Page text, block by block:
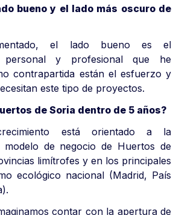
bueno y el lado más oscuro de
el lado bueno es el
personal y profesional que he
contrapartida están el esfuerzo y
este tipo de proyectos.
de Soria dentro de 5 años?
está orientado a la
modelo de negocio de Huertos de
limítrofes y en los principales
ecológico nacional (Madrid, País
contar con la apertura de